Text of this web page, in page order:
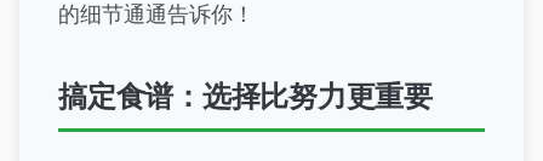
的细节通通告诉你！
搞定食谱：选择比努力更重要